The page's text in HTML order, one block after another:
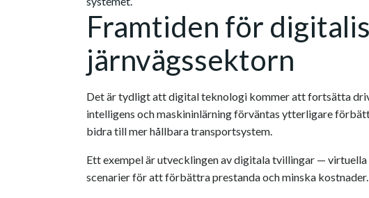
Framtiden för
järnvägssektorn
Det är tydligt att digital teknologi kommer att fortsätta
intelligens och maskininlärning förväntas ytterligare
bidra till mer hållbara transportsystem.
Ett exempel är utvecklingen av digitala tvillingar —
scenarier för att förbättra prestanda och minska kostnader.